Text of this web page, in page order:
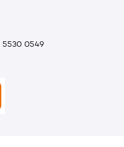
5530 0549